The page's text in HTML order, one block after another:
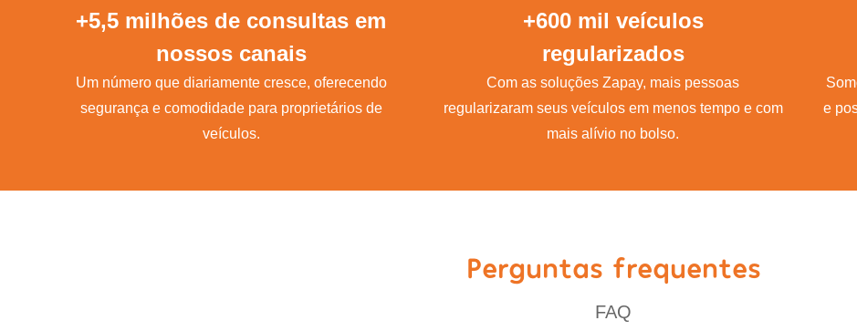
+5,5 milhões de consultas em
nossos canais
Um número que diariamente cresce, oferecendo
segurança e comodidade para proprietários de
veículos.
+600 mil veículos
regularizados
Com as soluções Zapay, mais pessoas
regularizaram seus veículos em menos tempo e com
mais alívio no bolso.
e
Perguntas frequentes
FAQ